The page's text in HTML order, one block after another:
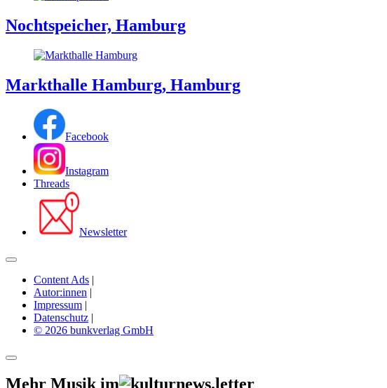
Nochtspeicher, Hamburg
Markthalle Hamburg, Hamburg
Facebook
Instagram
Threads
Newsletter
Content Ads |
Autor:innen |
Impressum |
Datenschutz |
© 2026 bunkverlag GmbH
Mehr Musik im